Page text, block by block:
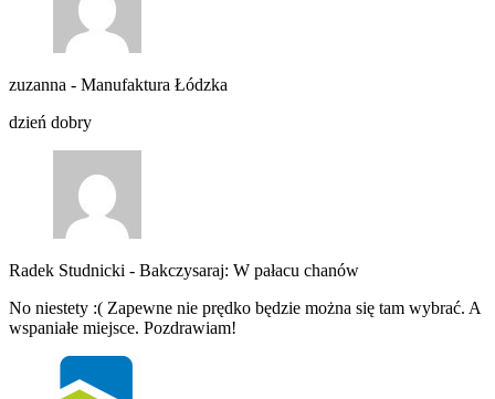
zuzanna - Manufaktura Łódzka
dzień dobry
Radek Studnicki - Bakczysaraj: W pałacu chanów
No niestety :( Zapewne nie prędko będzie można się tam wybrać. A
wspaniałe miejsce. Pozdrawiam!